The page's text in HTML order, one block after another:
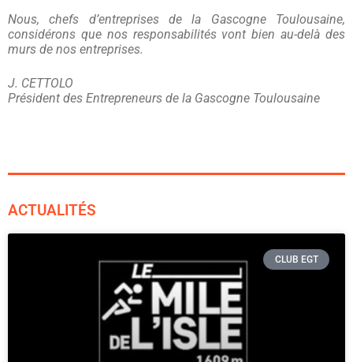
Nous, chefs d’entreprises de la Gascogne Toulousaine,
considérons que nos responsabilités vont bien au-delà des
murs de nos entreprises.
J. CETTOLO
Président des Entrepreneurs de la Gascogne Toulousaine
ACTUALITÉS
CLUB EGT